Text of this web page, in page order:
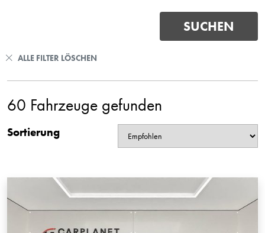
ALLE FILTER LÖSCHEN
60 Fahrzeuge gefunden
Sortierung